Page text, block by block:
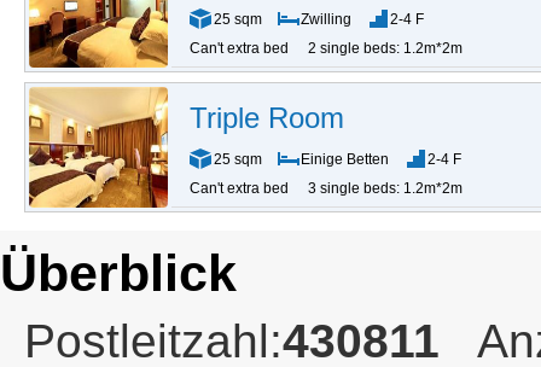
25 sqm Zwilling
2-4 F
Can't extra bed
2 single beds: 1.2m*2m
Triple Room
25 sqm Einige Betten
2-4 F
Can't extra bed
3 single beds: 1.2m*2m
Überblick
Postleitzahl:430811